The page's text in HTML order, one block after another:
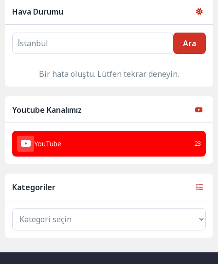
Hava Durumu
Ara
Bir hata oluştu. Lütfen tekrar deneyin.
Youtube Kanalımız
YouTube 23
Kategoriler